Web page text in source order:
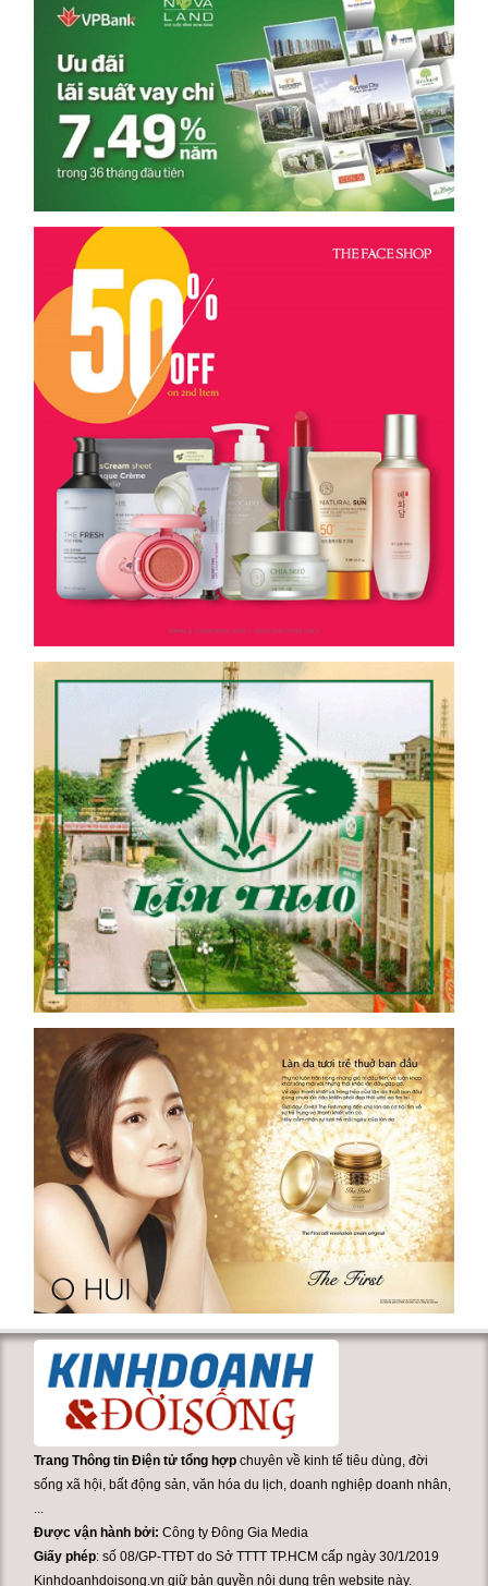
Trang Thông tin Điện tử tổng hợp chuyên về kinh tế tiêu dùng, đời
sống xã hội, bất động sản, văn hóa du lịch, doanh nghiệp doanh nhân,
Được vận hành bởi:Công ty Đông Gia Media
Giấy phép: số 08/GP-TTĐT do Sở TTTT TP.HCM cấp ngày 30/1/2019
Kinhdoanhdoisong.vn giữ bản quyền nội dung trên website này.